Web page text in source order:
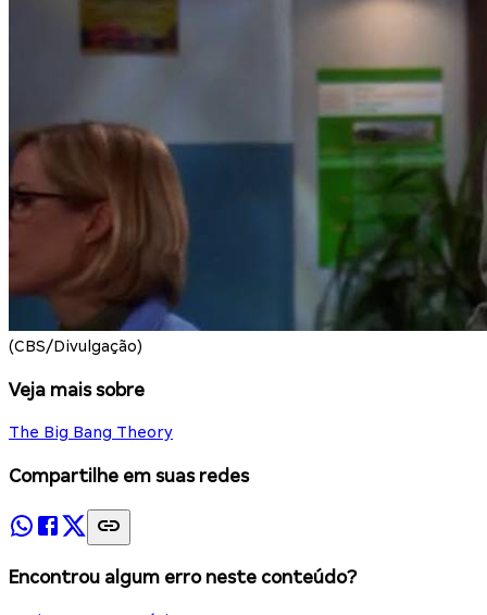
(CBS/Divulgação)
Veja mais sobre
The Big Bang Theory
Compartilhe em suas redes
Encontrou algum erro neste conteúdo?